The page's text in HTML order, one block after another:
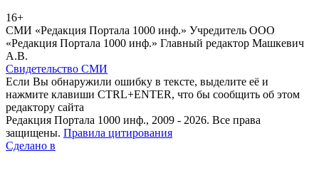
16+
СМИ «Редакция Портала 1000 инф.» Учредитель ООО
«Редакция Портала 1000 инф.» Главный редактор Машкевич
А.В.
Свидетельство СМИ
Если Вы обнаружили ошибку в тексте, выделите её и
нажмите клавиши CTRL+ENTER, что бы сообщить об этом
редактору сайта
Редакция Портала 1000 инф., 2009 - 2026. Все права
защищены. Правила цитирования
Сделано в